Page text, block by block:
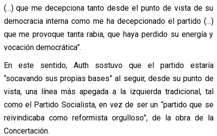
(…) que me decepciona tanto desde el punto de vista de su
democracia interna como me ha decepcionado el partido (…)
que me provoque tanta rabia, que haya perdido su energía y
vocación democrática”.
En este sentido, Auth sostuvo que el partido estaría
“socavando sus propias bases” al seguir, desde su punto de
vista, una línea más apegada a la izquierda tradicional, tal
como el Partido Socialista, en vez de ser un “partido que se
reivindicaba como reformista orgulloso”, de la obra de la
Concertación.